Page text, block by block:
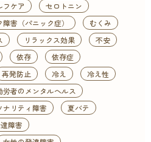
フケア
セロトニン
害（パニック症）
むくみ
リラックス効果
不安
依存
依存症
再発防止 冷え
冷え性
労者のメンタルヘルス
ナリティ障害
夏バテ
障害